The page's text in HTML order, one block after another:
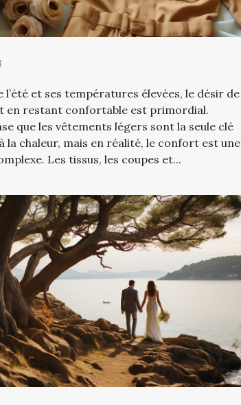
l’été et ses températures élevées, le désir de
en restant confortable est primordial.
que les vêtements légers sont la seule clé
la chaleur, mais en réalité, le confort est une
Les tissus, les coupes et...